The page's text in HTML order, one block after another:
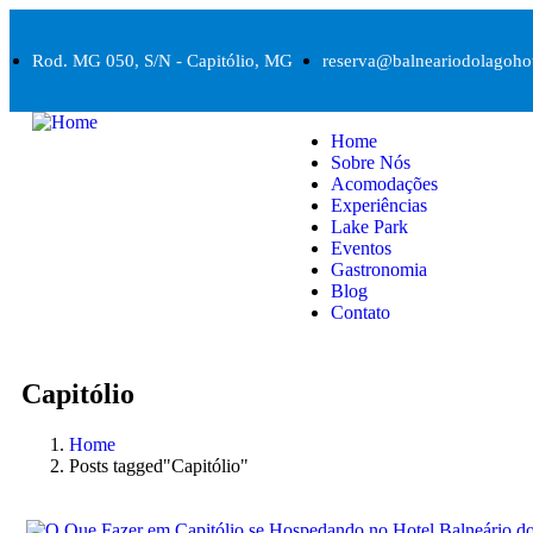
Rod. MG 050, S/N - Capitólio, MG
Home
Sobre Nós
Acomodações
Experiências
Lake Park
Eventos
Gastronomia
Blog
Contato
Capitólio
Home
Posts tagged"Capitólio"